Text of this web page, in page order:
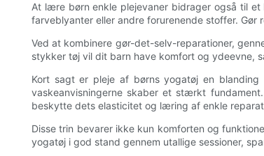
At lære børn enkle plejevaner bidrager også til
farveblyanter eller andre forurenende stoffer.
Ved at kombinere gør-det-selv-reparationer,
stykker tøj vil dit barn have komfort og ydeevne,
Kort sagt er pleje af børns yogatøj en
vaskeanvisningerne skaber et stærkt
beskytte dets elasticitet og læring af enkle
Disse trin bevarer ikke kun komforten og
yogatøj i god stand gennem utallige sessioner,